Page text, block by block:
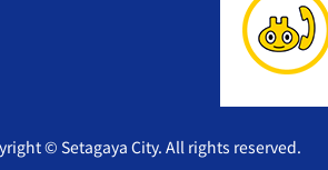
© Setagaya City. All rights reserved.